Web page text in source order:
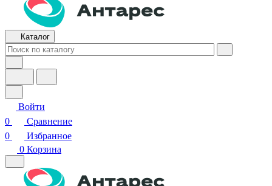
Каталог
Войти
0
Сравнение
0
Избранное
0 Корзина